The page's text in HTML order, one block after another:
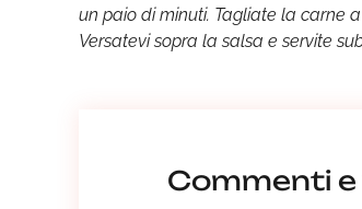
un paio di minuti. Tagliate la carne
Versatevi sopra la salsa e servite
Commenti